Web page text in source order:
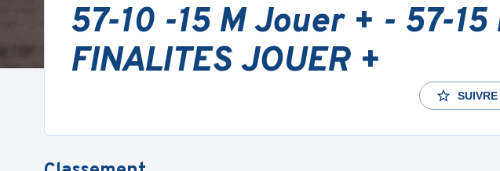
57-10 -15 M Jouer + - 57-15
FINALITES JOUER +